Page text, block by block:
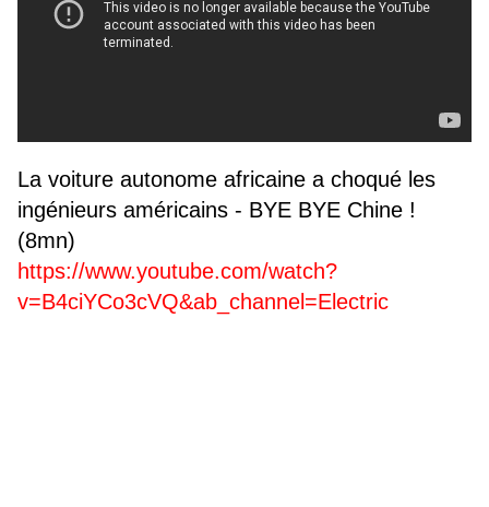
La voiture autonome africaine a choqué les
ingénieurs américains - BYE BYE Chine !
(8mn)
https://www.youtube.com/watch?
v=B4ciYCo3cVQ&ab_channel=Electric